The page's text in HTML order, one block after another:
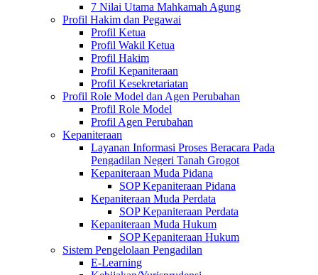
7 Nilai Utama Mahkamah Agung
Profil Hakim dan Pegawai
Profil Ketua
Profil Wakil Ketua
Profil Hakim
Profil Kepaniteraan
Profil Kesekretariatan
Profil Role Model dan Agen Perubahan
Profil Role Model
Profil Agen Perubahan
Kepaniteraan
Layanan Informasi Proses Beracara Pada
Pengadilan Negeri Tanah Grogot
Kepaniteraan Muda Pidana
SOP Kepaniteraan Pidana
Kepaniteraan Muda Perdata
SOP Kepaniteraan Perdata
Kepaniteraan Muda Hukum
SOP Kepaniteraan Hukum
Sistem Pengelolaan Pengadilan
E-Learning